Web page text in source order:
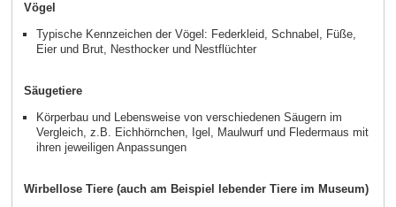
Vögel
Typische Kennzeichen der Vögel: Federkleid, Schnabel, Füße,
Eier und Brut, Nesthocker und Nestflüchter
Säugetiere
Körperbau und Lebensweise von verschiedenen Säugern im
Vergleich, z.B. Eichhörnchen, Igel, Maulwurf und Fledermaus mit
ihren jeweiligen Anpassungen
Wirbellose Tiere (auch am Beispiel lebender Tiere im Museum)